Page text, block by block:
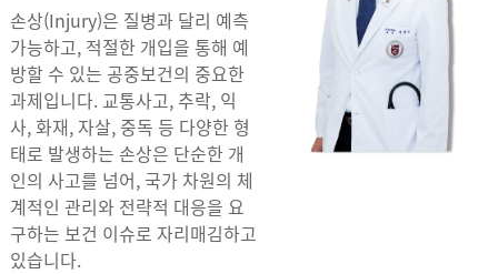
손상(Injury)은 질병과 달리 예측
가능하고, 적절한 개입을 통해 예
방할 수 있는 공중보건의 중요한
과제입니다. 교통사고, 추락, 익
사, 화재, 자살, 중독 등 다양한 형
태로 발생하는 손상은 단순한 개
인의 사고를 넘어, 국가 차원의 체
계적인 관리와 전략적 대응을 요
구하는 보건 이슈로 자리매김하고
있습니다.